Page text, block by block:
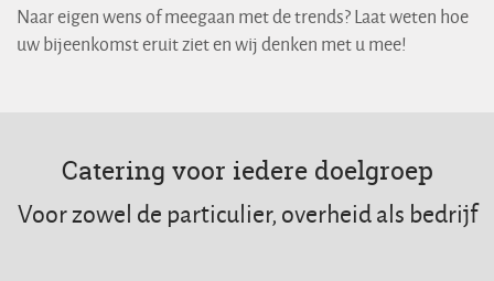
Naar eigen wens of meegaan met de trends? Laat weten hoe
uw bijeenkomst eruit ziet en wij denken met u mee!
Catering voor iedere doelgroep
Voor zowel de particulier, overheid als bedrijf